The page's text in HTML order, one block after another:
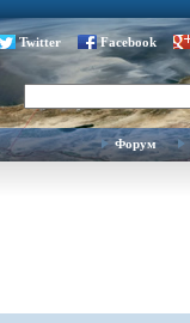
Twitter Facebook
Форум